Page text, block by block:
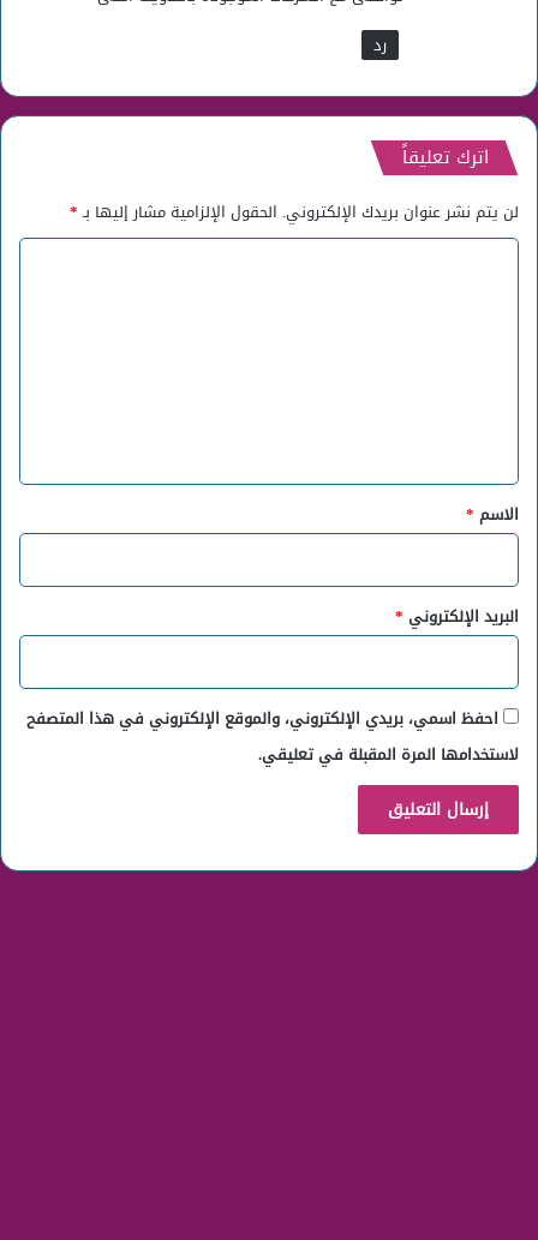
رد
اترك تعليقاً
لن يتم نشر عنوان بريدك الإلكتروني. الحقول الإلزامية مشار إليها بـ*
*
الاسم *
البريد الإلكتروني *
احفظ اسمي، بريدي الإلكتروني، والموقع الإلكتروني في هذا المتصفح
لاستخدامها المرة المقبلة في تعليقي.